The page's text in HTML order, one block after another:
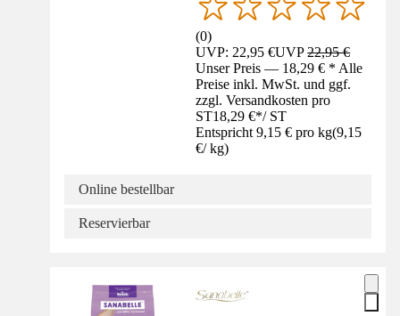
(0)
UVP: 22,95 €UVP22,95 €
Unser Preis — 18,29 € * Alle
Preise inkl. MwSt. und ggf.
zzgl. Versandkosten pro
ST18,29 €*/ ST
Entspricht 9,15 € pro kg(9,15
€/ kg)
Online bestellbar
Reservierbar